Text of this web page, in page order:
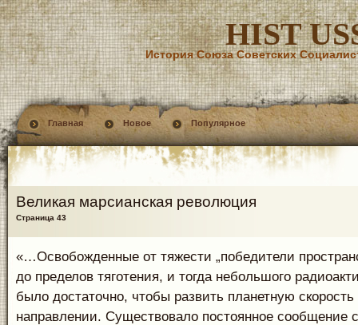
HIST
История Союза Советских
Главная Новое Популярное
Великая марсианская революция
Страница 43
«…Освобожденные от тяжести „победители
до пределов тяготения, и тогда небольшого
было достаточно, чтобы развить планетную
направлении. Существовало постоянное сообщение